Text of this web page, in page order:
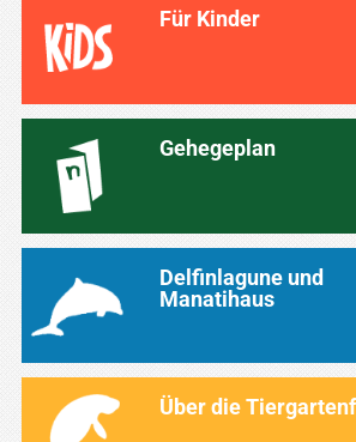
Für Kinder
Gehegeplan
Delfinlagune und
Manatihaus
Über die